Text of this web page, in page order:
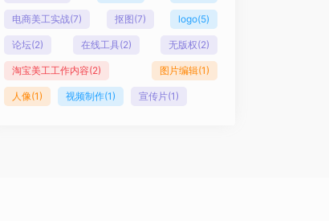
电商美工实战(7) 抠图(7) logo(5)
论坛(2) 在线工具(2) 无版权(2)
淘宝美工工作内容(2) 图片编辑(1)
人像(1) 视频制作(1) 宣传片(1)